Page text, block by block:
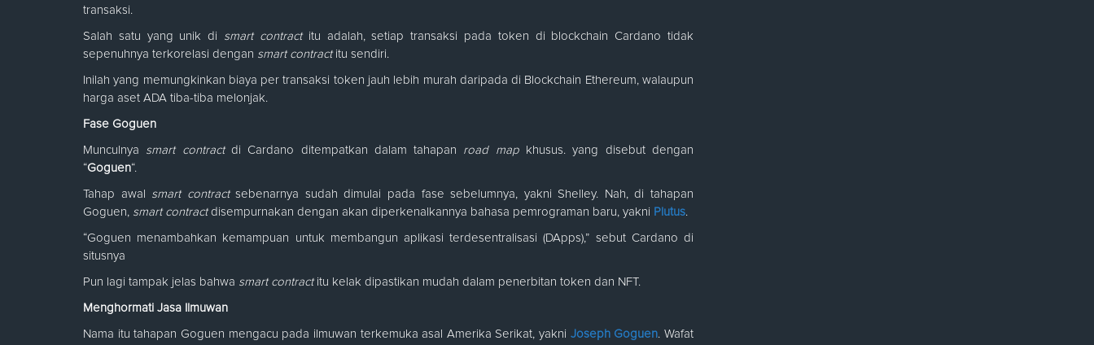
transaksi.
Salah satu yang unik di smart contract itu adalah, setiap transaksi pada token di blockchain Cardano tidak
sepenuhnya terkorelasi dengan smart contractitu sendiri.
Inilah yang memungkinkan biaya per transaksi token jauh lebih murah daripada di Blockchain Ethereum, walaupun
harga aset ADA tiba-tiba melonjak.
Fase Goguen
Munculnya smart contractdi Cardano ditempatkan dalam tahapan road map
khusus. yang disebut dengan
“Goguen“.
Tahap awal smart contractsebenarnya sudah dimulai pada fase sebelumnya, yakni Shelley. Nah, di tahapan
Goguen, smart contractdisempurnakan dengan akan diperkenalkannya bahasa pemrograman baru, yakni Plutus.
“Goguen menambahkan kemampuan untuk membangun aplikasi terdesentralisasi (DApps),” sebut Cardano di
situsnya
Pun lagi tampak jelas bahwa smart contract itu kelak dipastikan mudah dalam penerbitan token dan NFT.
Menghormati Jasa Ilmuwan
Nama itu tahapan Goguen mengacu pada ilmuwan terkemuka asal Amerika Serikat, yakni Joseph Goguen. Wafat